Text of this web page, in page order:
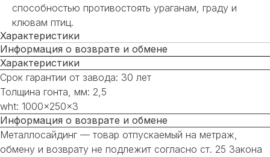
способностью противостоять ураганам, граду и
клювам птиц.
Характеристики
Информация о возврате и обмене
Характеристики
Срок гарантии от завода: 30 лет
Толщина гонта, мм: 2,5
wht: 1000x250x3
Информация о возврате и обмене
Металлосайдинг — товар отпускаемый на метраж,
обмену и возврату не подлежит согласно ст. 25 Закона